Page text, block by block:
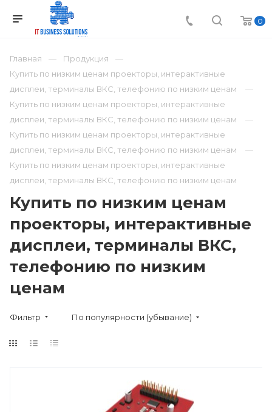
0
Главная
Продукция
Купить по низким ценам проекторы, интерактивные
дисплеи, терминалы ВКС, телефонию по низким ценам
Купить по низким ценам проекторы, интерактивные
дисплеи, терминалы ВКС, телефонию по низким ценам
Купить по низким ценам проекторы, интерактивные
дисплеи, терминалы ВКС, телефонию по низким ценам
Купить по низким ценам проекторы, интерактивные
дисплеи, терминалы ВКС, телефонию по низким ценам
Купить по низким ценам
проекторы, интерактивные
дисплеи, терминалы ВКС,
телефонию по низким
ценам
Фильтр По популярности (убывание)